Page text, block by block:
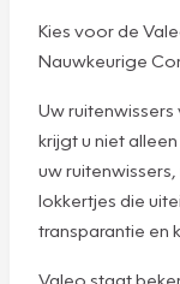
Kies voor de
Nauwkeurige
Uw
krijgt u niet
uw
lokkertjes die
transparantie en
Valeo staat